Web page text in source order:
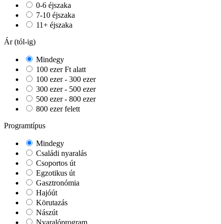
0-6 éjszaka
7-10 éjszaka
11+ éjszaka
Ár (tól-ig)
Mindegy
100 ezer Ft alatt
100 ezer - 300 ezer
300 ezer - 500 ezer
500 ezer - 800 ezer
800 ezer felett
Programtípus
Mindegy
Családi nyaralás
Csoportos út
Egzotikus út
Gasztronómia
Hajóút
Körutazás
Nászút
Nyaralóprogram